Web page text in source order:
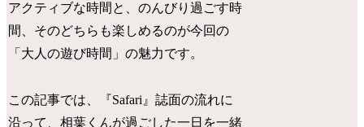
アクティブな時間と、のんびり過ごす時
間、そのどちらも楽しめるのが今回の
「大人の遊び時間」の魅力です。
この記事では、『Safari』誌面の流れに
沿って、相葉くんが過ごした一日を一緒